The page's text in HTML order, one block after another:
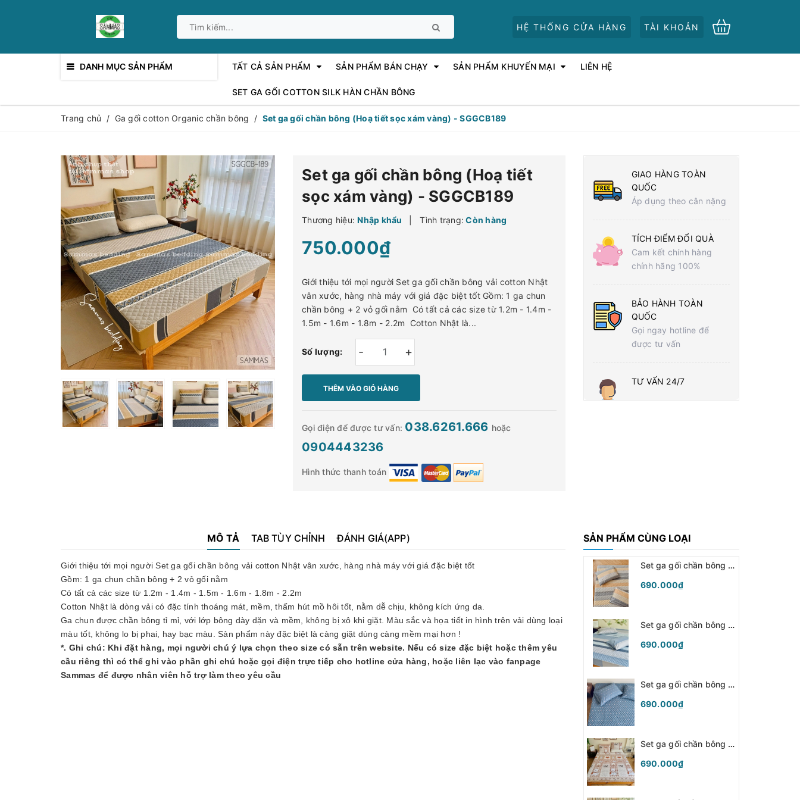
HỆ THỐNG CỬA HÀNG TÀI KHOẢN
DANH MỤC SẢN PHẨM TẤT CẢ SẢN PHẨM SẢN PHẨM BÁN CHẠY SẢN PHẨM KHUYẾN MẠI LIÊN HỆ
SET GA GỐI COTTON SILK HÀN CHẦN BÔNG
Trang chủ / Ga gối cotton Organic chần bông / Set ga gối chần bông (Hoạ tiết sọc xám vàng) - SGGCB189
Set ga gối chần bông (Hoạ tiết
sọc xám vàng) - SGGCB189
Thương hiệu: Nhập khẩu Tình trạng: Còn hàng
750.000₫
Giới thiệu tới mọi người Set ga gối chần bông vải cotton Nhật
vân xước, hàng nhà máy với giá đặc biệt tốt Gồm: 1 ga chun
chần bông + 2 vỏ gối nằm Có tất cả các size từ 1.2m - 1.4m -
1.5m - 1.6m - 1.8m - 2.2m Cotton Nhật là...
Số lượng: +
-
THÊM VÀO GIỎ HÀNG
Gọi điện để được tư vấn: 038.6261.666 hoặc
0904443236
Hình thức thanh toán
GIAO HÀNG TOÀN
QUỐC
Áp dụng theo cân nặng
TÍCH ĐIỂM ĐỔI QUÀ
Cam kết chính hàng
chính hãng 100%
BẢO HÀNH TOÀN
QUỐC
Gọi ngay hotline để
được tư vấn
TƯ VẤN 24/7
MÔ TẢ TAB TÙY CHỈNH ĐÁNH GIÁ(APP)
Giới thiệu tới mọi người Set ga gối chần bông vải cotton Nhật vân xước, hàng nhà máy với giá đặc biệt tốt
Gồm: 1 ga chun chần bông + 2 vỏ gối nằm
Có tất cả các size từ 1.2m - 1.4m - 1.5m - 1.6m - 1.8m - 2.2m
Cotton Nhật là dòng vải có đặc tính thoáng mát, mềm, thấm hút mồ hôi tốt, nằm dễ chịu, không kích ứng da.
Ga chun được chần bông tỉ mỉ, với lớp bông dày dặn và mềm, không bị xô khi giặt. Màu sắc và họa tiết in hình trên vải dùng loại
màu tốt, không lo bị phai, hay bạc màu. Sản phẩm này đặc biệt là càng giặt dùng càng mềm mại hơn !
*. Ghi chú: Khi đặt hàng, mọi người chú ý lựa chọn theo size có sẵn trên website. Nếu có size đặc biệt hoặc thêm yêu
cầu riêng thì có thể ghi vào phần ghi chú hoặc gọi điện trực tiếp cho hotline cửa hàng, hoặc liên lạc vào fanpage
Sammas để được nhân viên hỗ trợ làm theo yêu cầu
SẢN PHẨM CÙNG LOẠI
Set ga gối chần bông (Kẻ xám cam) - SGGCB346
690.000₫
Set ga gối chần bông (Kẻ xanh) - SGGCB345
690.000₫
Set ga gối chần bông (Chấm bi sắc màu) - SGGCB344
690.000₫
Set ga gối chần bông (Cún khăn nâu) - SGGCB343
690.000₫